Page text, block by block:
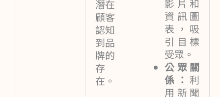
潛在
顧客
認知
到品
牌的
存
在。
影片和
資訊圖
表，吸
引目標
受眾。
公眾關
係：利
用新聞